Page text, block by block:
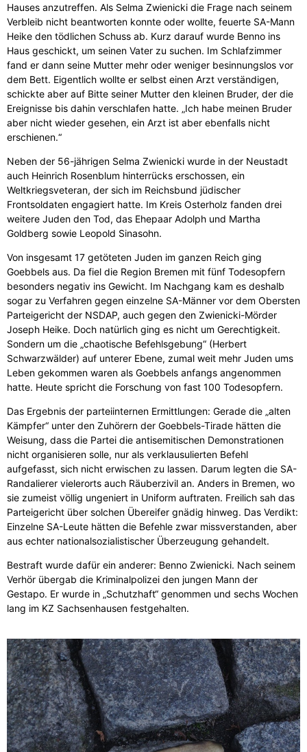
Hauses anzutreffen. Als Selma Zwienicki die Frage nach seinem
Verbleib nicht beantworten konnte oder wollte, feuerte SA-Mann
Heike den tödlichen Schuss ab. Kurz darauf wurde Benno ins
Haus geschickt, um seinen Vater zu suchen. Im Schlafzimmer
fand er dann seine Mutter mehr oder weniger besinnungslos vor
dem Bett. Eigentlich wollte er selbst einen Arzt verständigen,
schickte aber auf Bitte seiner Mutter den kleinen Bruder, der die
Ereignisse bis dahin verschlafen hatte. „Ich habe meinen Bruder
aber nicht wieder gesehen, ein Arzt ist aber ebenfalls nicht
erschienen.“
Neben der 56-jährigen Selma Zwienicki wurde in der Neustadt
auch Heinrich Rosenblum hinterrücks erschossen, ein
Weltkriegsveteran, der sich im Reichsbund jüdischer
Frontsoldaten engagiert hatte. Im Kreis Osterholz fanden drei
weitere Juden den Tod, das Ehepaar Adolph und Martha
Goldberg sowie Leopold Sinasohn.
Von insgesamt 17 getöteten Juden im ganzen Reich ging
Goebbels aus. Da fiel die Region Bremen mit fünf Todesopfern
besonders negativ ins Gewicht. Im Nachgang kam es deshalb
sogar zu Verfahren gegen einzelne SA-Männer vor dem Obersten
Parteigericht der NSDAP, auch gegen den Zwienicki-Mörder
Joseph Heike. Doch natürlich ging es nicht um Gerechtigkeit.
Sondern um die „chaotische Befehlsgebung“ (Herbert
Schwarzwälder) auf unterer Ebene, zumal weit mehr Juden ums
Leben gekommen waren als Goebbels anfangs angenommen
hatte. Heute spricht die Forschung von fast 100 Todesopfern.
Das Ergebnis der parteiinternen Ermittlungen: Gerade die „alten
Kämpfer“ unter den Zuhörern der Goebbels-Tirade hätten die
Weisung, dass die Partei die antisemitischen Demonstrationen
nicht organisieren solle, nur als verklausulierten Befehl
aufgefasst, sich nicht erwischen zu lassen. Darum legten die SA-
Randalierer vielerorts auch Räuberzivil an. Anders in Bremen, wo
sie zumeist völlig ungeniert in Uniform auftraten. Freilich sah das
Parteigericht über solchen Übereifer gnädig hinweg. Das Verdikt:
Einzelne SA-Leute hätten die Befehle zwar missverstanden, aber
aus echter nationalsozialistischer Überzeugung gehandelt.
Bestraft wurde dafür ein anderer: Benno Zwienicki. Nach seinem
Verhör übergab die Kriminalpolizei den jungen Mann der
Gestapo. Er wurde in „Schutzhaft“ genommen und sechs Wochen
lang im KZ Sachsenhausen festgehalten.